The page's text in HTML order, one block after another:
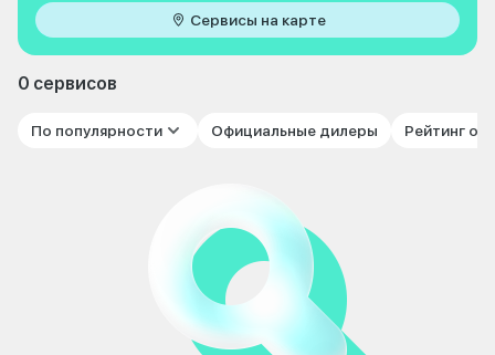
Сервисы на карте
0 сервисов
По популярности Официальные дилеры Рейтинг